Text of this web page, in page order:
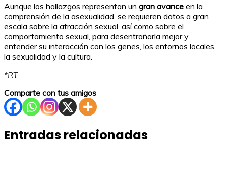
Aunque los hallazgos representan un gran avance en la
comprensión de la asexualidad, se requieren datos a gran
escala sobre la atracción sexual, así como sobre el
comportamiento sexual, para desentrañarla mejor y
entender su interacción con los genes, los entornos locales,
la sexualidad y la cultura.
*RT
Comparte con tus amigos
Entradas relacionadas